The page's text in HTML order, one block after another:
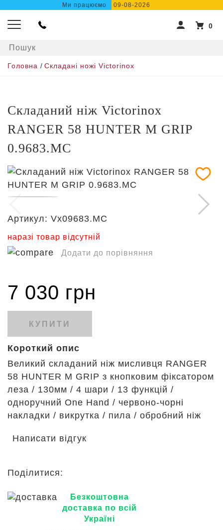
Ми працюємо 09-08-2026
0
Головна / Складані ножі Victorinox
Складаний ніж Victorinox
RANGER 58 HUNTER M GRIP
0.9683.MC
Артикул: Vx09683.MC
наразі товар відсутній
Додати до порівняння
7 030 грн
КУПИТИ
Короткий опис
Великий складаний ніж мисливця RANGER
58 HUNTER M GRIP з кнопковим фіксатором
леза / 130мм / 4 шари / 13 функцій /
одноручний One Hand / червоно-чорні
накладки / викрутка / пила / обробний ніж
Написати відгук
Поділитися:
Безкоштовна
доставка по всій
Україні